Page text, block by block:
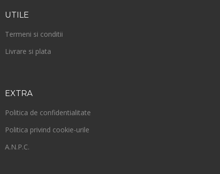
UTILE
Termeni si conditii
Livrare si plata
EXTRA
Politica de confidentialitate
Politica privind cookie-urile
A.N.P.C.